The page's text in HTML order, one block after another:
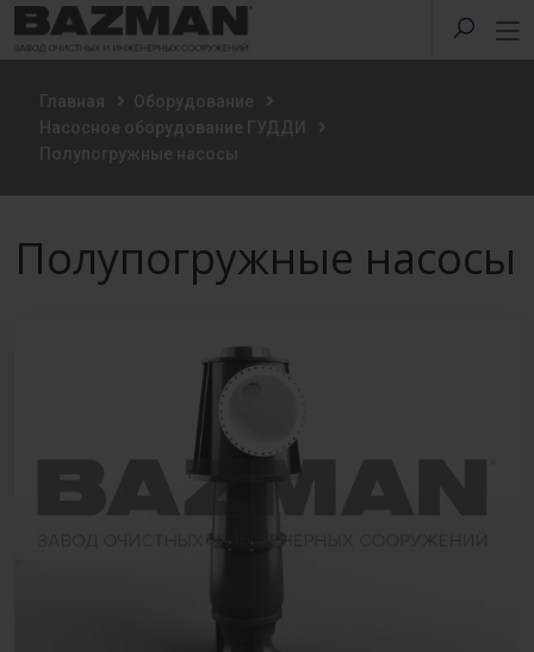
Главная
Оборудование
Насосное оборудование ГУДДИ
Полупогружные насосы
Полупогружные насосы